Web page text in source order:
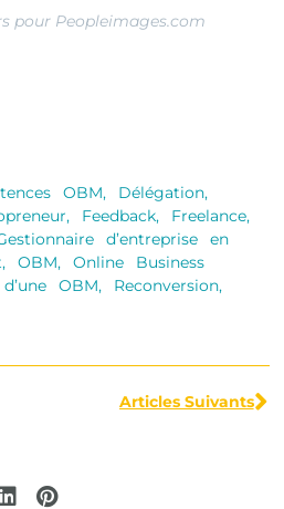
pour Peopleimages.com
OBM, Délégation,
, Feedback, Freelance,
d’entreprise en
,OBM,Online Business
OBM, Reconversion,
Articles Suivants